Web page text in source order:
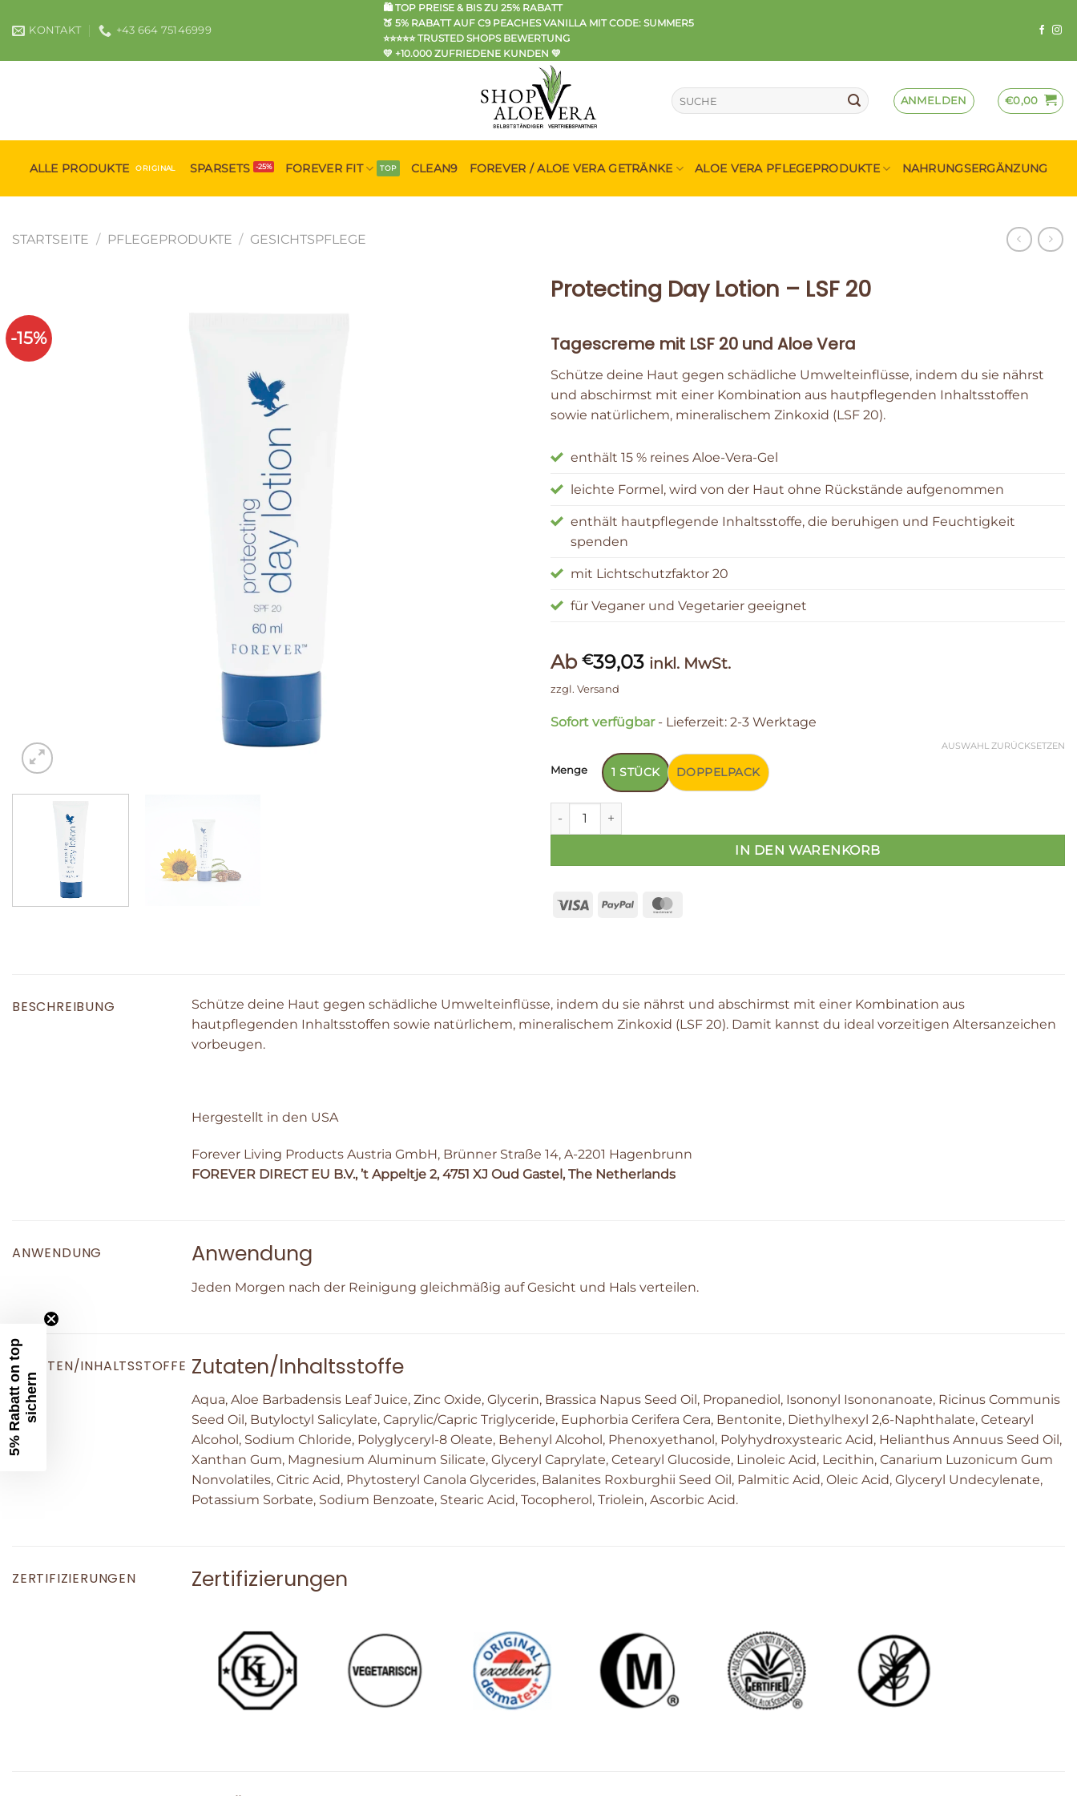
InhaltKONTAKT +43 664 75146999
🛍️ TOP PREISE & BIS ZU 25% RABATT
🍑 5% RABATT AUF C9 PEACHES VANILLA MIT CODE: SUMMER5
⭐⭐⭐⭐⭐ TRUSTED SHOPS BEWERTUNG
💛 +10.000 ZUFRIEDENE KUNDEN 💛
Suche
nach:
ANMELDEN €0,00
ALLE PRODUKTE SPARSETS FOREVER FIT CLEAN9 FOREVER / ALOE VERA GETRÄNKE ALOE VERA PFLEGEPRODUKTE NAHRUNGSERGÄNZUNG
STARTSEITE / PFLEGEPRODUKTE / GESICHTSPFLEGE
-15%
Protecting Day Lotion – LSF 20
Tagescreme mit LSF 20 und Aloe Vera
Schütze deine Haut gegen schädliche Umwelteinflüsse, indem du sie nährst
und abschirmst mit einer Kombination aus hautpflegenden Inhaltsstoffen
sowie natürlichem, mineralischem Zinkoxid (LSF 20).
enthält 15 % reines Aloe-Vera-Gel
leichte Formel, wird von der Haut ohne Rückstände aufgenommen
enthält hautpflegende Inhaltsstoffe, die beruhigen und Feuchtigkeit
spenden
mit Lichtschutzfaktor 20
für Veganer und Vegetarier geeignet
Ab €39,03 inkl. MwSt.
zzgl. Versand
Sofort verfügbar- Lieferzeit: 2-3 Werktage
Menge 1 STÜCK DOPPELPACK
AUSWAHL ZURÜCKSETZEN
Protecting Day Lotion - LSF 20 Menge
IN DEN WARENKORB
BESCHREIBUNG
Schütze deine Haut gegen schädliche Umwelteinflüsse, indem du sie nährst und abschirmst mit einer Kombination aus
hautpflegenden Inhaltsstoffen sowie natürlichem, mineralischem Zinkoxid (LSF 20). Damit kannst du ideal vorzeitigen Altersanzeichen
vorbeugen.
Hergestellt in den USA
Forever Living Products Austria GmbH, Brünner Straße 14, A-2201 Hagenbrunn
FOREVER DIRECT EU B.V., ’t Appeltje 2, 4751 XJ Oud Gastel, The Netherlands
ANWENDUNG Anwendung
Jeden Morgen nach der Reinigung gleichmäßig auf Gesicht und Hals verteilen.
ZUTATEN/INHALTSSTOFFE Zutaten/Inhaltsstoffe
Aqua, Aloe Barbadensis Leaf Juice, Zinc Oxide, Glycerin, Brassica Napus Seed Oil, Propanediol, Isononyl Isononanoate, Ricinus Communis
Seed Oil, Butyloctyl Salicylate, Caprylic/Capric Triglyceride, Euphorbia Cerifera Cera, Bentonite, Diethylhexyl 2,6-Naphthalate, Cetearyl
Alcohol, Sodium Chloride, Polyglyceryl-8 Oleate, Behenyl Alcohol, Phenoxyethanol, Polyhydroxystearic Acid, Helianthus Annuus Seed Oil,
Xanthan Gum, Magnesium Aluminum Silicate, Glyceryl Caprylate, Cetearyl Glucoside, Linoleic Acid, Lecithin, Canarium Luzonicum Gum
Nonvolatiles, Citric Acid, Phytosteryl Canola Glycerides, Balanites Roxburghii Seed Oil, Palmitic Acid, Oleic Acid, Glyceryl Undecylenate,
Potassium Sorbate, Sodium Benzoate, Stearic Acid, Tocopherol, Triolein, Ascorbic Acid.
ZERTIFIZIERUNGEN Zertifizierungen
5
%
R
a
b
a
t
t
o
n
t
o
p
s
i
c
h
e
rn